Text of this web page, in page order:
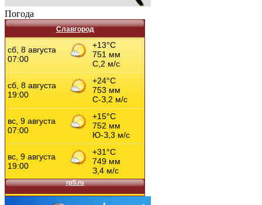
Погода
Славгород